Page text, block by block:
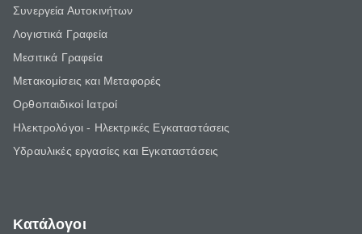
Συνεργεία Αυτοκινήτων
Λογιστικά Γραφεία
Μεσιτικά Γραφεία
Μετακομίσεις και Μεταφορές
Ορθοπαιδικοί Ιατροί
Ηλεκτρολόγοι - Ηλεκτρικές Εγκαταστάσεις
Υδραυλικές εργασίες και Εγκαταστάσεις
Κατάλογοι